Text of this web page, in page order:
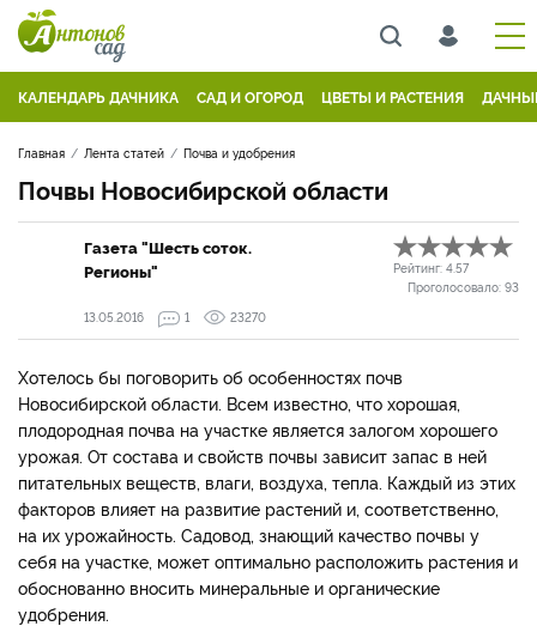
КАЛЕНДАРЬ ДАЧНИКА САД И ОГОРОД ЦВЕТЫ И РАСТЕНИЯ
Главная Лента статей Почва и удобрения
Почвы Новосибирской области
Газета "Шесть соток.
Регионы"
Рейтинг: 4.57
Проголосовало: 93
13.05.2016
1 23270
Хотелось бы поговорить об особенностях почв
Новосибирской области. Всем известно, что хорошая,
плодородная почва на участке является залогом хорошего
урожая. От состава и свойств почвы зависит запас в ней
питательных веществ, влаги, воздуха, тепла. Каждый из этих
факторов влияет на развитие растений и, соответственно,
на их урожайность. Садовод, знающий качество почвы у
себя на участке, может оптимально расположить растения и
обоснованно вносить минеральные и органические
удобрения.